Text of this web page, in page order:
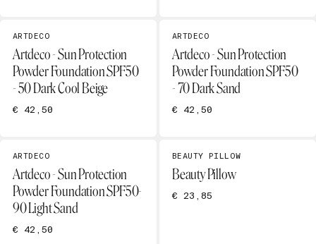
ARTDECO
Artdeco - Sun Protection
Powder Foundation SPF50
- 50 Dark Cool Beige
€ 42,50
ARTDECO
Artdeco - Sun Protection
Powder Foundation SPF50
- 70 Dark Sand
€ 42,50
ARTDECO
Artdeco - Sun Protection
Powder Foundation SPF50-
90 Light Sand
€ 42,50
BEAUTY PILLOW
Beauty Pillow
€ 23,85